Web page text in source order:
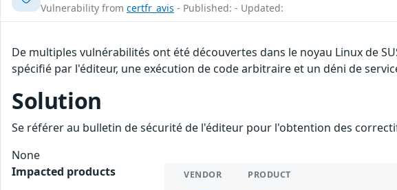
Vulnerability from certfr_avis - Published: - Updated:
De multiples vulnérabilités ont été découvertes dans le noyau Linux de
spécifié par l'éditeur, une exécution de code arbitraire et un déni de
Solution
Se référer au bulletin de sécurité de l'éditeur pour l'obtention des
None
Impacted products
VENDOR PRODUCT